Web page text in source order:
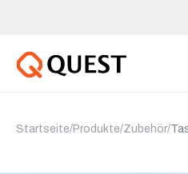
Startseite/Produkte/Zubehör/